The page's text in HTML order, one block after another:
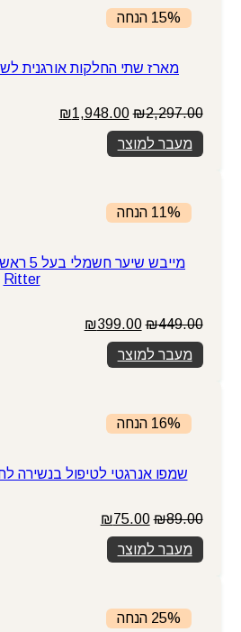
15% הנחה
מארז שתי החלקות אורגנית
₪2,297.00
המחיר
המקורי
היה:
₪2,297.00.
₪1,948.00
מעבר למוצר
11% הנחה
מייבש
Ritter
₪449.00
המחיר
המקורי
היה:
₪449.00.
₪399.00
מעבר למוצר
16% הנחה
שמפו אנרגטי לטיפול בנשירה
₪89.00
המחיר
המקורי
היה:
₪89.00.
₪75.00
מעבר למוצר
25% הנחה